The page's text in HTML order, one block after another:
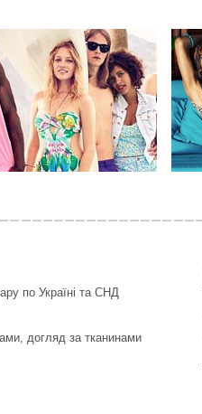
по Україні та СНД
догляд за тканинами